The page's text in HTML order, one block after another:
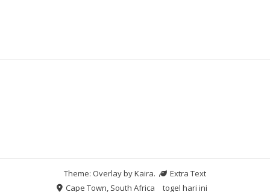
Theme: Overlay byKaira.
Extra Text
Cape Town, South Africa
togel hari ini